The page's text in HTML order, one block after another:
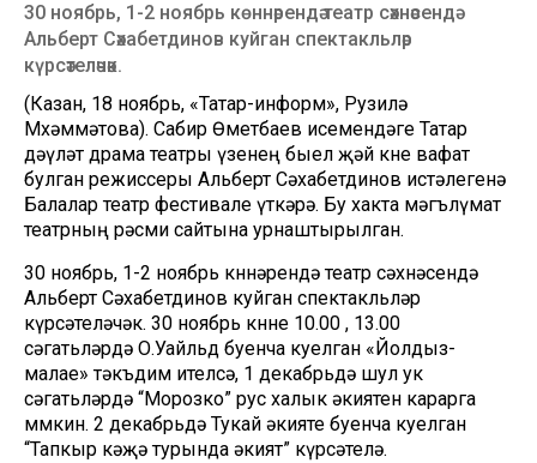
30 ноябрь, 1-2 ноябрь көннәрендә театр сәхнәсендә
Альберт Сәхабетдинов куйган спектакльләр
күрсәтеләчәк.
(Казан, 18 ноябрь, «Татар-информ», Рузилә
Мөхәммәтова). Сабир Өметбаев исемендәге Татар
дәүләт драма театры үзенең быел җәй көне вафат
булган режиссеры Альберт Сәхабетдинов истәлегенә
Балалар театр фестивале үткәрә. Бу хакта мәгълүмат
театрның рәсми сайтына урнаштырылган.
30 ноябрь, 1-2 ноябрь көннәрендә театр сәхнәсендә
Альберт Сәхабетдинов куйган спектакльләр
күрсәтеләчәк. 30 ноябрь көнне 10.00 , 13.00
сәгатьләрдә О.Уайльд буенча куелган «Йолдыз-
малае» тәкъдим ителсә, 1 декабрьдә шул ук
сәгатьләрдә “Морозко” рус халык әкиятен карарга
мөмкин. 2 декабрьдә Тукай әкияте буенча куелган
“Тапкыр кәҗә турында әкият” күрсәтелә.